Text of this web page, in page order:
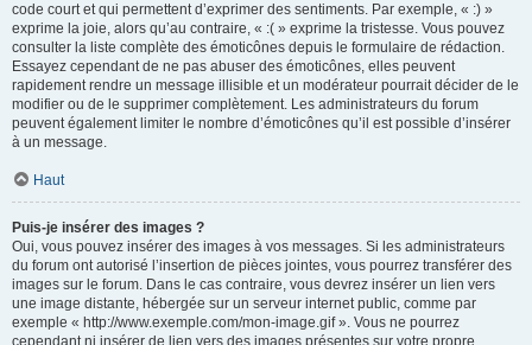
code court et qui permettent d’exprimer des sentiments. Par exemple, « :) »
exprime la joie, alors qu’au contraire, « :( » exprime la tristesse. Vous pouvez
consulter la liste complète des émoticônes depuis le formulaire de rédaction.
Essayez cependant de ne pas abuser des émoticônes, elles peuvent
rapidement rendre un message illisible et un modérateur pourrait décider de le
modifier ou de le supprimer complètement. Les administrateurs du forum
peuvent également limiter le nombre d’émoticônes qu’il est possible d’insérer
à un message.
Haut
Puis-je insérer des images ?
Oui, vous pouvez insérer des images à vos messages. Si les administrateurs
du forum ont autorisé l’insertion de pièces jointes, vous pourrez transférer des
images sur le forum. Dans le cas contraire, vous devrez insérer un lien vers
une image distante, hébergée sur un serveur internet public, comme par
exemple « http://www.exemple.com/mon-image.gif ». Vous ne pourrez
cependant ni insérer de lien vers des images présentes sur votre propre